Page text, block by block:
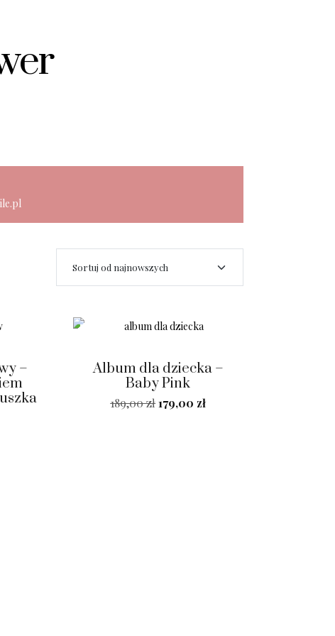
–
Album dla dziecka –
Baby Pink
189,00zł179,00 zł